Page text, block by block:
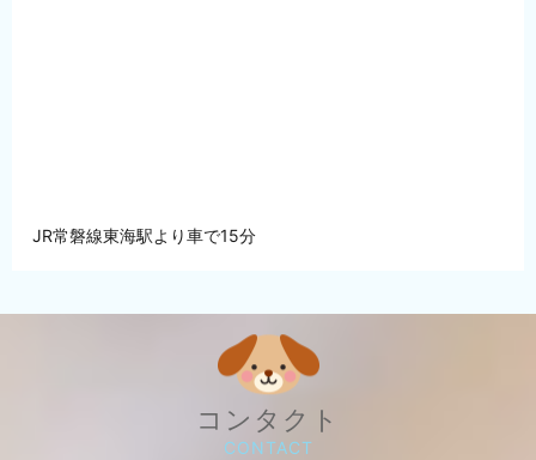
JR常磐線東海駅より車で15分
コンタクト
CONTACT